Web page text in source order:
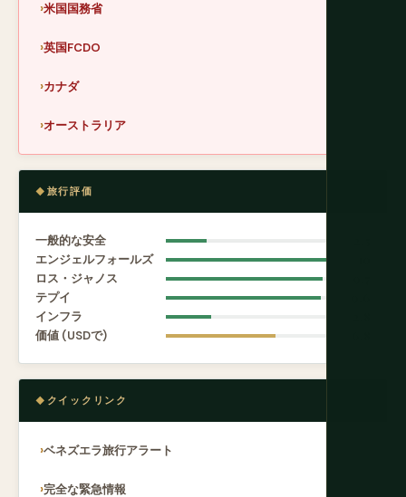
米国国務省
英国FCDO
カナダ
オーストラリア
旅行評価
一般的な安全
エンジェルフォールズ
ロス・ジャノス
テプイ
インフラ
価値 (USDで)
クイックリンク
ベネズエラ旅行アラート
完全な緊急情報